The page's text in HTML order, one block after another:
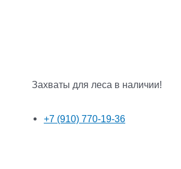
Захваты для леса в наличии!
+7 (910) 770-19-36